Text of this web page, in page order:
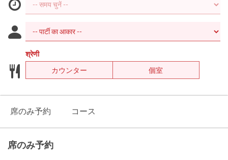
श्रेणी
カウンター
個室
席のみ予約 コース
席のみ予約